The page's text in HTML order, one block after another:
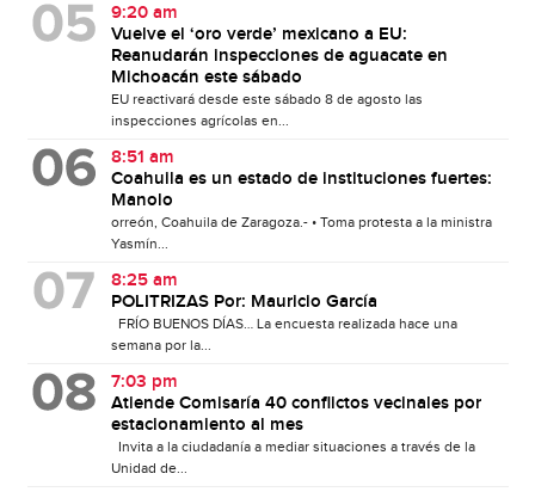
9:20 am
Vuelve el ‘oro verde’ mexicano a EU:
Reanudarán inspecciones de aguacate en
Michoacán este sábado
EU reactivará desde este sábado 8 de agosto las
inspecciones agrícolas en...
8:51 am
Coahuila es un estado de instituciones fuertes:
Manolo
orreón, Coahuila de Zaragoza.- • Toma protesta a la ministra
Yasmín...
8:25 am
POLITRIZAS Por: Mauricio García
FRÍO BUENOS DÍAS… La encuesta realizada hace una
semana por la...
7:03 pm
Atiende Comisaría 40 conflictos vecinales por
estacionamiento al mes
Invita a la ciudadanía a mediar situaciones a través de la
Unidad de...